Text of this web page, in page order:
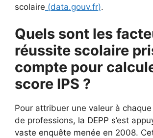
scolaire (data.gouv.fr).
Quels sont les
réussite scolaire
compte pour
score IPS ?
Pour attribuer une valeur à
de professions, la DEPP s’est
vaste enquête menée en 2008.